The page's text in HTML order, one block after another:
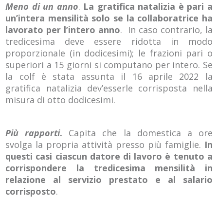
Meno di un anno. La gratifica natalizia è pari a
un’intera mensilità solo se la collaboratrice ha
lavorato per l’intero anno. In caso contrario, la
tredicesima deve essere ridotta in modo
proporzionale (in dodicesimi); le frazioni pari o
superiori a 15 giorni si computano per intero. Se
la colf è stata assunta il 16 aprile 2022 la
gratifica natalizia dev’esserle corrisposta nella
misura di otto dodicesimi.
Più rapporti. Capita che la domestica a ore
svolga la propria attività presso più famiglie. In
questi casi ciascun datore di lavoro è tenuto a
corrispondere la tredicesima mensilità in
relazione al servizio prestato e al salario
corrisposto.